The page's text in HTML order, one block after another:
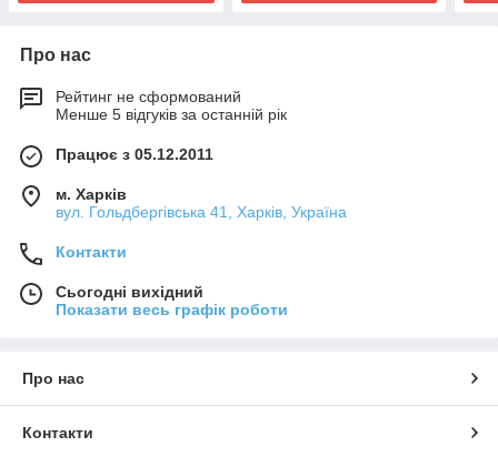
Про нас
Рейтинг не сформований
Менше 5 відгуків за останній рік
Працює з 05.12.2011
м. Харків
вул. Гольдбергівська 41, Харків, Україна
Контакти
Сьогодні вихідний
Показати весь графік роботи
Про нас
Контакти